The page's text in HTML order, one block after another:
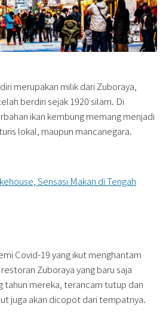
merupakan milik dari Zuboraya,
berdiri sejak 1920 silam. Di
ikan kembung memang menjadi
lokal, maupun mancanegara.
Sensasi Makan di Tengah
Covid-19 yang ikut menghantam
Zuboraya yang baru saja
tahun mereka, terancam tutup dan
juga akan dicopot dari tempatnya.